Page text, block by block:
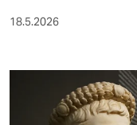
fragen & hilfe
genossenschaft
18.5.2026